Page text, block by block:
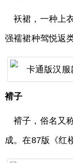
袄裙，一种上
强襦裙种驾悦返
褙子
褙子，俗名又
成。在87版《红